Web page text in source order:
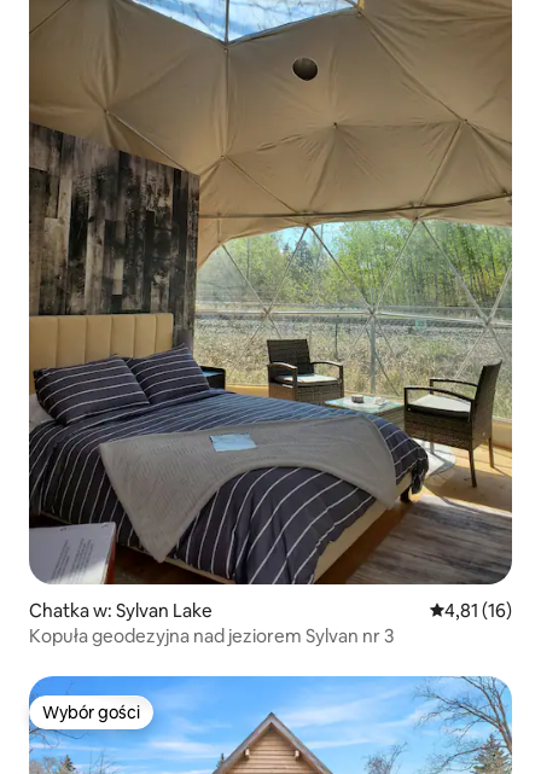
Chatka w: Sylvan Lake Średnia
4,81 (16)
Kopuła geodezyjna nad jeziorem Sylvan nr 3
Wybór gości
Wybór gości